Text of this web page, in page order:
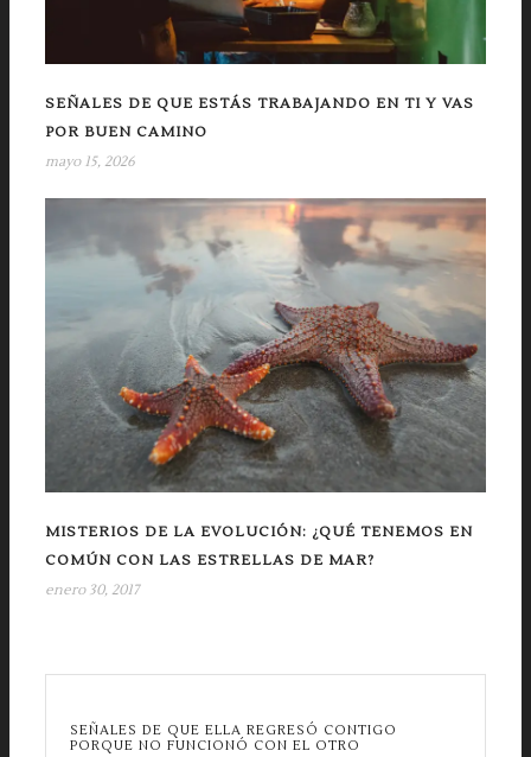
SEÑALES DE QUE ESTÁS TRABAJANDO EN TI Y VAS
POR BUEN CAMINO
mayo 15, 2026
MISTERIOS DE LA EVOLUCIÓN: ¿QUÉ TENEMOS EN
COMÚN CON LAS ESTRELLAS DE MAR?
enero 30, 2017
SEÑALES DE QUE ELLA REGRESÓ CONTIGO
PORQUE NO FUNCIONÓ CON EL OTRO